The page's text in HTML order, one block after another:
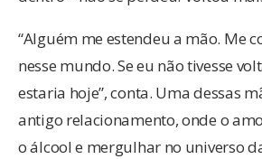
“Alguém me estendeu a mão. Me
nesse mundo. Se eu não tivesse
estaria hoje”, conta. Uma dessas
antigo relacionamento, onde o
o álcool e mergulhar no universo